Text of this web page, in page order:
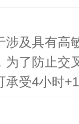
涉及具有高
为了防止交
承受4小时